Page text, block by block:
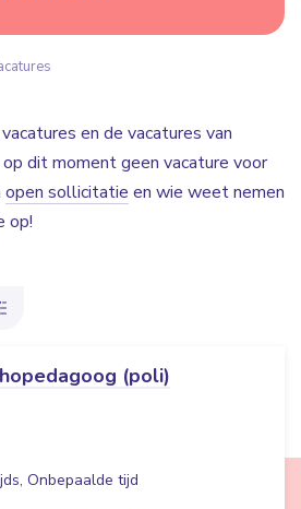
en de vacatures van
dit moment geen vacature voor
open sollicitatie en wie weet nemen
op!
(poli)
Onbepaalde tijd